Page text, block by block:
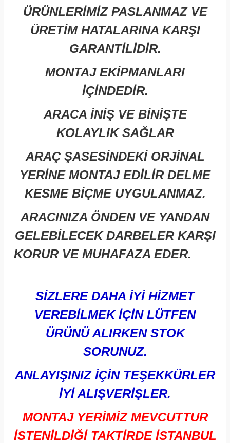
ÜRÜNLERİMİZ PASLANMAZ VE
ÜRETİM HATALARINA KARŞI
GARANTİLİDİR.
MONTAJ EKİPMANLARI
İÇİNDEDİR.
ARACA İNİŞ VE BİNİŞTE
KOLAYLIK SAĞLAR
ARAÇ ŞASESİNDEKİ ORJİNAL
YERİNE MONTAJ EDİLİR DELME
KESME BİÇME UYGULANMAZ.
ARACINIZA ÖNDEN VE YANDAN
GELEBİLECEK DARBELER KARŞI
KORUR VE MUHAFAZA EDER.
SİZLERE DAHA İYİ HİZMET
VEREBİLMEK İÇİN LÜTFEN
ÜRÜNÜ ALIRKEN STOK
SORUNUZ.
ANLAYIŞINIZ İÇİN TEŞEKKÜRLER
İYİ ALIŞVERİŞLER.
MONTAJ YERİMİZ MEVCUTTUR
İSTENİLDİĞİ TAKTİRDE İSTANBUL